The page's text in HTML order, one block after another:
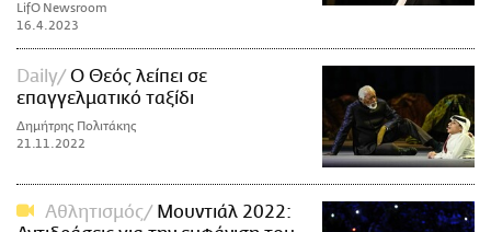
LifO Newsroom
16.4.2023
Daily
Ο Θεός λείπει σε
επαγγελματικό ταξίδι
Δημήτρης Πολιτάκης
21.11.2022
Αθλητισμός
Μουντιάλ 2022: